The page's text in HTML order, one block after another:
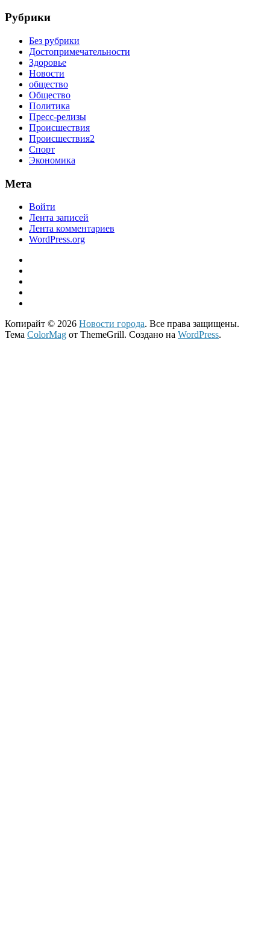
Рубрики
Без рубрики
Достопримечательности
Здоровье
Новости
общество
Общество
Политика
Пресс-релизы
Происшествия
Происшествия2
Спорт
Экономика
Мета
Войти
Лента записей
Лента комментариев
WordPress.org
Копирайт © 2026 Новости города. Все права защищены.
Тема ColorMag от ThemeGrill. Создано на WordPress.